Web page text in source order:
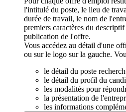
l'intitulé du poste, le lieu de
durée de travail, le nom de
premiers caractères du
publication de l'offre.
Vous accédez au détail d'une
ou sur le logo sur la gauche.
le détail du poste
le détail du profil du
les modalités pour
la présentation de
les informations